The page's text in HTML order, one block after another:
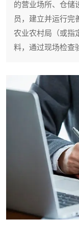
的营业场所、仓储
员，建立并运行完
农业农村局（或指
料，通过现场检查